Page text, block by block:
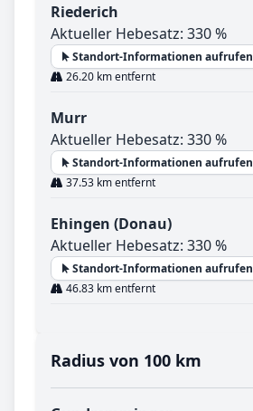
Riederich
Aktueller Hebesatz: 330 %
Standort-Informationen aufrufen
26.20 km entfernt
Murr
Aktueller Hebesatz: 330 %
Standort-Informationen aufrufen
37.53 km entfernt
Ehingen (Donau)
Aktueller Hebesatz: 330 %
Standort-Informationen aufrufen
46.83 km entfernt
Radius von 100 km